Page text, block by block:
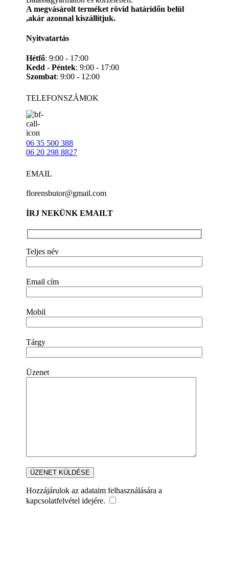
A megvásárolt terméket rövid határidőn belül
,akár azonnal kiszállítjuk.
Nyitvatartás
Hétfő: 9:00 - 17:00
Kedd-Péntek: 9:00 - 17:00
Szombat: 9:00 - 12:00
TELEFONSZÁMOK
06 35 500 388
06 20 298 8827
EMAIL
florensbutor@gmail.com
ÍRJ NEKÜNK EMAILT
Teljes név
Email cím
Mobil
Tárgy
Üzenet
Hozzájárulok az adataim felhasználására a
kapcsolatfelvétel idejére.